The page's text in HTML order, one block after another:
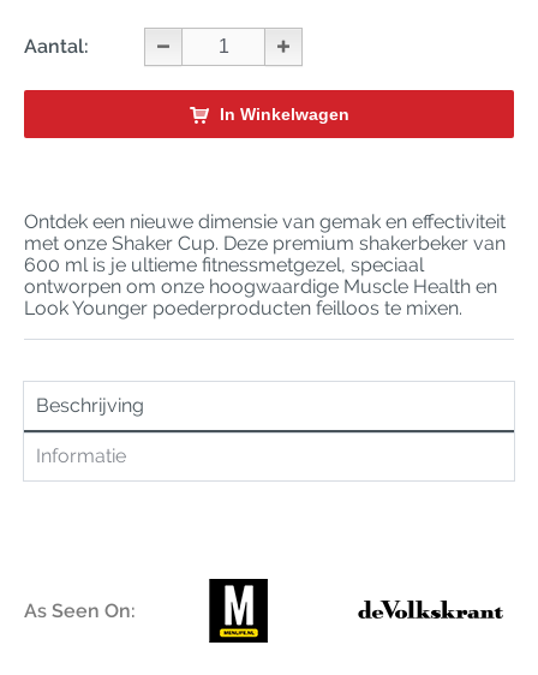
Aantal:
In Winkelwagen
Ontdek een nieuwe dimensie van gemak en effectiviteit
met onze Shaker Cup. Deze premium shakerbeker van
600 ml is je ultieme fitnessmetgezel, speciaal
ontworpen om onze hoogwaardige Muscle Health en
Look Younger poederproducten feilloos te mixen.
Beschrijving
Informatie
As Seen On: